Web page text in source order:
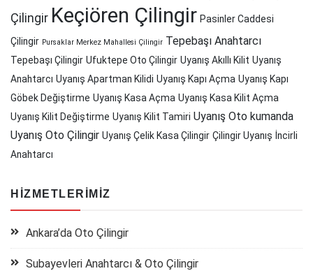
Çilingir Keçiören Çilingir Pasinler Caddesi
Çilingir Pursaklar Merkez Mahallesi Çilingir Tepebaşı Anahtarcı
Tepebaşı Çilingir Ufuktepe Oto Çilingir Uyanış Akıllı Kilit Uyanış
Anahtarcı Uyanış Apartman Kilidi Uyanış Kapı Açma Uyanış Kapı
Göbek Değiştirme Uyanış Kasa Açma Uyanış Kasa Kilit Açma
Uyanış Kilit Değiştirme Uyanış Kilit Tamiri Uyanış Oto kumanda
Uyanış Oto Çilingir Uyanış Çelik Kasa Çilingir Çilingir Uyanış İncirli
Anahtarcı
HIZMETLERIMIZ
Ankara’da Oto Çilingir
Subayevleri Anahtarcı & Oto Çilingir